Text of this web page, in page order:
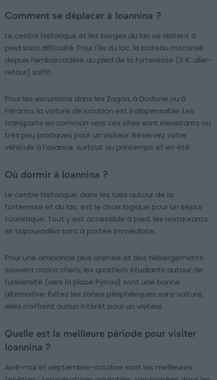
Comment se déplacer à Ioannina ?
Le centre historique et les berges du lac se visitent à
pied sans difficulté. Pour l’île du lac, le bateau motorisé
depuis l’embarcadère au pied de la forteresse (3 € aller-
retour) suffit.
Pour les excursions dans les Zagori, à Dodone ou à
Pérama, la voiture de location est indispensable. Les
transports en commun vers ces sites sont inexistants ou
très peu pratiques pour un visiteur. Réservez votre
véhicule à l’avance, surtout au printemps et en été.
Où dormir à Ioannina ?
Le centre historique, dans les rues autour de la
forteresse et du lac, est le choix logique pour un séjour
touristique. Tout y est accessible à pied, les restaurants
et tsipouradika sont à portée immédiate.
Pour une ambiance plus animée et des hébergements
souvent moins chers, les quartiers étudiants autour de
l’université (vers la place Pyrrou) sont une bonne
alternative. Évitez les zones périphériques sans voiture,
elles n’offrent aucun intérêt pour un visiteur.
Quelle est la meilleure période pour visiter
Ioannina ?
Avril-mai et septembre-octobre sont les meilleures